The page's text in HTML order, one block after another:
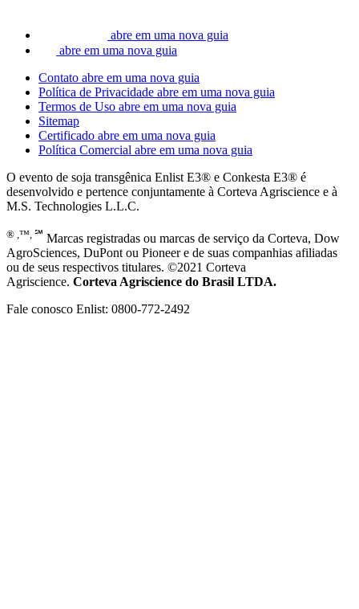
abre em uma nova guia
abre em uma nova guia
Contato abre em uma nova guia
Política de Privacidade abre em uma nova guia
Termos de Uso abre em uma nova guia
Sitemap
Certificado abre em uma nova guia
Política Comercial abre em uma nova guia
O evento de soja transgênica Enlist E3® e Conkesta E3® é
desenvolvido e pertence conjuntamente à Corteva Agriscience e à
M.S. Technologies L.L.C.
® ,™, ℠ Marcas registradas ou marcas de serviço da Corteva, Dow
AgroSciences, DuPont ou Pioneer e de suas companhias afiliadas
ou de seus respectivos titulares. ©2021 Corteva
Agriscience. Corteva Agriscience do Brasil LTDA.
Fale conosco Enlist: 0800-772-2492